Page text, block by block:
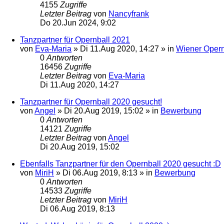
4155 Zugriffe
Letzter Beitrag von Nancyfrank
Do 20.Jun 2024, 9:02
Tanzpartner für Opernball 2021
von Eva-Maria » Di 11.Aug 2020, 14:27 » in Wiener
0 Antworten
16456 Zugriffe
Letzter Beitrag von Eva-Maria
Di 11.Aug 2020, 14:27
Tanzpartner für Opernball 2020 gesucht!
von Angel » Di 20.Aug 2019, 15:02 » in Bewerbung
0 Antworten
14121 Zugriffe
Letzter Beitrag von Angel
Di 20.Aug 2019, 15:02
Ebenfalls Tanzpartner für den Opernball 2020 gesucht :D
von MiriH » Di 06.Aug 2019, 8:13 » in Bewerbung
0 Antworten
14533 Zugriffe
Letzter Beitrag von MiriH
Di 06.Aug 2019, 8:13